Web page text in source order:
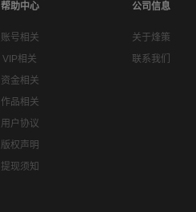
帮助中心
账号相关
VIP相关
资金相关
作品相关
用户协议
版权声明
提现须知
公司信息
关于烽策
联系我们